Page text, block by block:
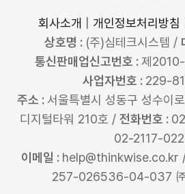
회사소개 개인정보처리방침
상호명 : (주)심테크시스템 /
통신판매업신고번호 :제
사업자번호 : 229-
주소 : 서울특별시 성동구 성수이
디지털타워 210호 / 전화번호 :
02-2117-
이메일 : help@thinkwise.co.kr
257-026536-04-037 ㈜